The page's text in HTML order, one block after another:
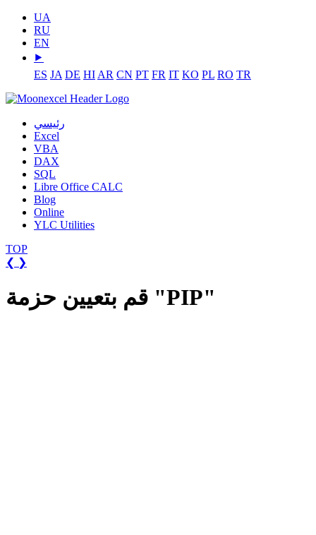
UA
RU
EN
⯈
ES JA DE HI AR CN PT FR IT KO PL RO TR
رئيسي
Excel
VBA
DAX
SQL
Libre Office CALC
Blog
Online
YLC Utilities
TOP
❮ ❯
قم بتعيين حزمة "PIP"